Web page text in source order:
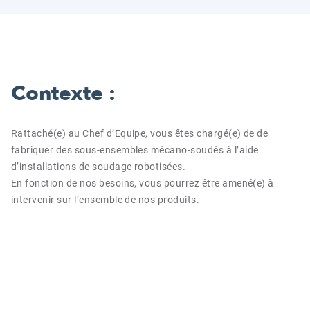
Contexte :
Rattaché(e) au Chef d’Equipe, vous êtes chargé(e) de de
fabriquer des sous-ensembles mécano-soudés à l’aide
d’installations de soudage robotisées.
En fonction de nos besoins, vous pourrez être amené(e) à
intervenir sur l’ensemble de nos produits.